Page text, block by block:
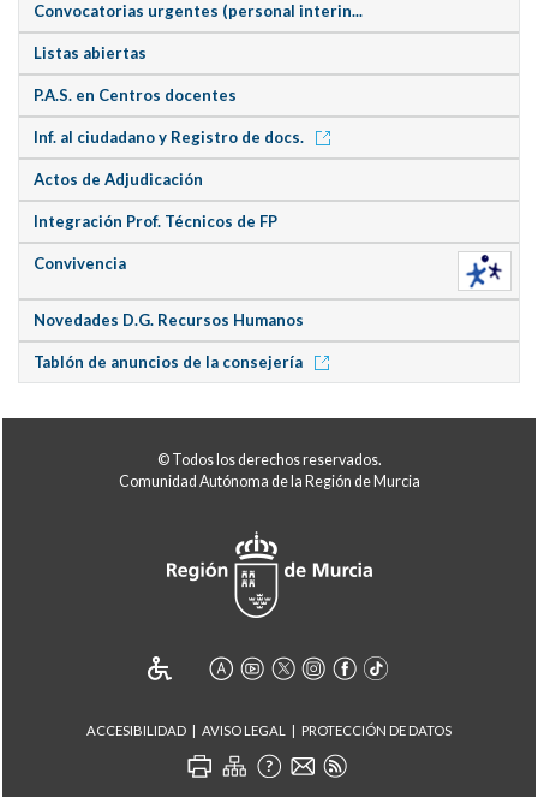
Convocatorias urgentes (personal interin...
Listas abiertas
P.A.S. en Centros docentes
Inf. al ciudadano y Registro de docs.
Actos de Adjudicación
Integración Prof. Técnicos de FP
Convivencia
Novedades D.G. Recursos Humanos
Tablón de anuncios de la consejería
© Todos los derechos reservados.
Comunidad Autónoma de la Región de Murcia
ACCESIBILIDAD AVISO LEGAL PROTECCIÓN DE DATOS